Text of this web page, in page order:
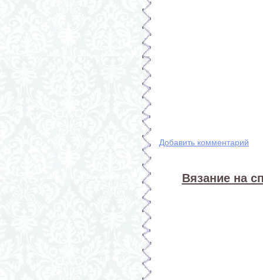
Добавить комментарий
Вязание на